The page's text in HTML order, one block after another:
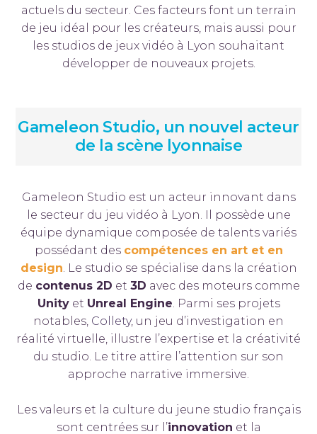
actuels du secteur. Ces facteurs font un terrain
de jeu idéal pour les créateurs, mais aussi pour
les studios de jeux vidéo à Lyon souhaitant
développer de nouveaux projets.
Gameleon Studio, un nouvel acteur
de la scène lyonnaise
Gameleon Studio est un acteur innovant dans
le secteur du jeu vidéo à Lyon. Il possède une
équipe dynamique composée de talents variés
possédant des compétences en art et en
design . Le studio se spécialise dans la création
de contenus 2D et 3D avec des moteurs comme
Unityet Unreal Engine . Parmi ses projets
notables, Collety, un jeu d’investigation en
réalité virtuelle, illustre l’expertise et la créativité
du studio. Le titre attire l’attention sur son
approche narrative immersive.
Les valeurs et la culture du jeune studio français
sont centrées sur l’innovation et la